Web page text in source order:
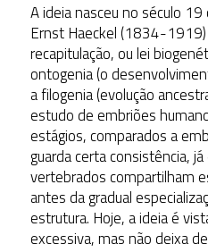
A ideia nasceu no século
Ernst Haeckel (1834-
recapitulação, ou lei
ontogenia (o
a filogenia (evolução
estudo de embriões
estágios, comparados a
guarda certa consistência,
vertebrados compartilham
antes da gradual
estrutura. Hoje, a ideia é
excessiva, mas não deixa